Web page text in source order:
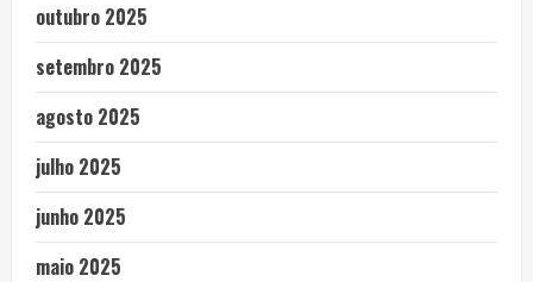
outubro 2025
setembro 2025
agosto 2025
julho 2025
junho 2025
maio 2025